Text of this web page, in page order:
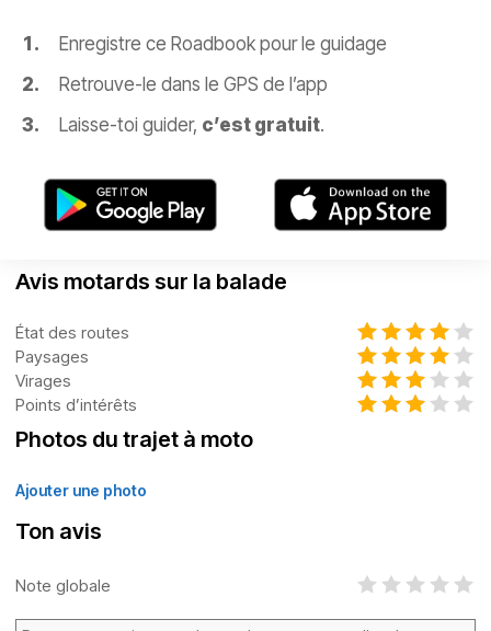
Enregistre ce Roadbook pour le guidage
Retrouve-le dans le GPS de l’app
Laisse-toi guider, c’est gratuit.
Avis motards sur la balade
État des routes
Paysages
Virages
Points d’intérêts
Photos du trajet à moto
Ajouter une photo
Ton avis
Note globale